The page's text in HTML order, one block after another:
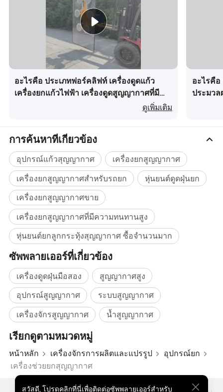
อะไรคือ ประเภทฟอร์คลิฟท์ เครื่องดูดแก้ว
เครื่องยกแก้วไฟฟ้า เครื่องดูดสูญญากาศที่มี
ราคาดี เครื่องดูดสูญญากาศไฟฟ้า เครื่องยก
ดูเพิ่มเติม
อะไรคื
ประมวล
การค้นหาที่เกี่ยวข้อง
อุปกรณ์แก้วสุญญากาศ
เครื่องยกสูญญากาศ
เครื่องยกสูญญากาศสำหรับรถยก
หุ่นยนต์ดูดฝุ่นยก
เครื่องยกสูญญากาศขาย
เครื่องยกสูญญากาศที่มีความทนทานสูง
หุ่นยนต์ยกลูกกระทุ้งสุญญากาศ ซื้อจำนวนมาก
ซัพพลายเออร์ที่เกี่ยวข้อง
เครื่องดูดฝุ่นมือสอง
สูญญากาศสูง
อุปกรณ์สูญญากาศ
ระบบสูญญากาศ
เครื่องจักรสูญญากาศ
น้ำสูญญากาศ
เรียกดูตามหมวดหมู่
หน้าหลัก เครื่องจักรการผลิตและแปรรูป
อุปกรณ์ยก
เครื่องช่วยยกสุญญากาศ
สวัสดี,โปรดคลิกที่นี่เพื่อติดต่อซัพพลายเออร์สำหรับ